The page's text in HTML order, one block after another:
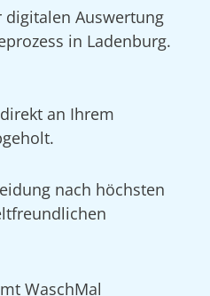
Auswertung
in Ladenburg.
an Ihrem
nach höchsten
WaschMal